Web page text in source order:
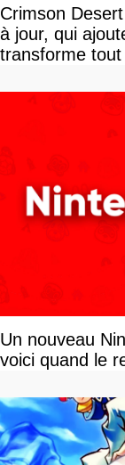
Crimson
à jour, qui
transforme
Un nouveau
voici quand le